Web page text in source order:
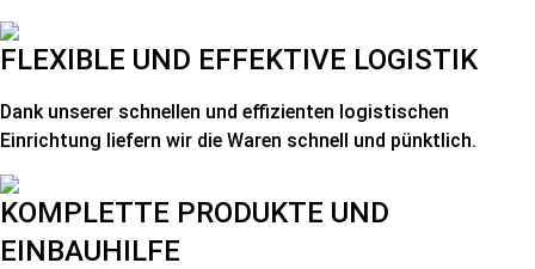
FLEXIBLE UND EFFEKTIVE LOGISTIK
Dank unserer schnellen und effizienten logistischen
Einrichtung liefern wir die Waren schnell und pünktlich.
KOMPLETTE PRODUKTE UND
EINBAUHILFE